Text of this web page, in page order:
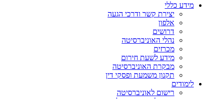
מידע כללי
יצירת קשר ודרכי הגעה
אלפון
דרושים
נהלי האוניברסיטה
מכרזים
מידע לשעת חירום
מבקרת האוניברסיטה
תקנון משמעת ופסקי דין
לימודים
רישום לאוניברסיטה